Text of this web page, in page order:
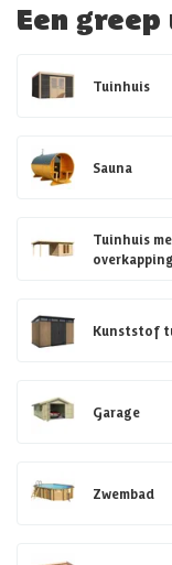
Een
Tuinhuis
Sauna
Tuinhuis
overkapping
Kunststof
Garage
Zwembad